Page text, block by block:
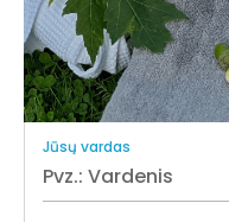
Jūsų vardas